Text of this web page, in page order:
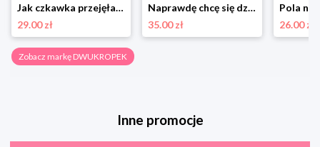
Jak czkawka przejęła kontrolę. To Się Czyta Dwukropek
29.00 zł
Naprawdę chcę się dzielić Dwukropek
35.00 zł
26.00 zł
Zobacz markę DWUKROPEK
Inne promocje